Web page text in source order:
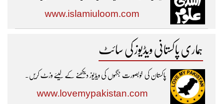
www.islamiuloom.com
ہماری پاکستانی ویڈیوز کی سائٹ
پاکستان کی خوبصورت جگہوں کی ویڈیوز دیکھنے کے لیئے وزٹ کریں۔
www.lovemypakistan.com